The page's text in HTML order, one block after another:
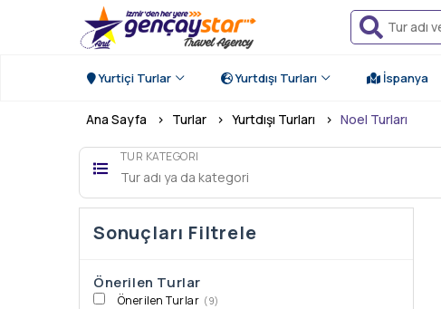
Yurtiçi Turlar Yurtdışı Turları İspanya
Ana Sayfa › Turlar › Yurtdışı Turları › Noel Turları
TUR KATEGORI
Sonuçları Filtrele
Önerilen Turlar
Önerilen Turlar (9)